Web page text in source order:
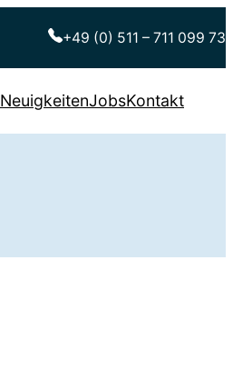
+49 (0) 511 – 711 099 73
NeuigkeitenJobsKontakt